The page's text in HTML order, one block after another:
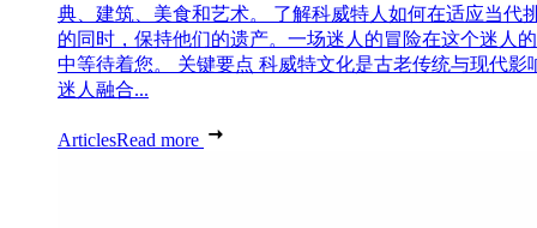
典、建筑、美食和艺术。 了解科威特人如何在适应当代
的同时，保持他们的遗产。一场迷人的冒险在这个迷人
中等待着您。 关键要点 科威特文化是古老传统与现代影
迷人融合...
ArticlesRead more